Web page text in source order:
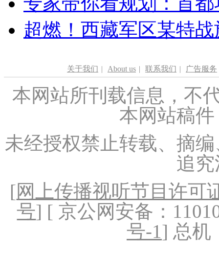
超燃！西藏军区某特
关于我们 | About us | 联系我们 | 广告服务
本网站所刊载信息，不
本网站稿
未经授权禁止转载、摘
追
[网上传播视听节目许可
号] [ 京公网安备：
号-1] 总机